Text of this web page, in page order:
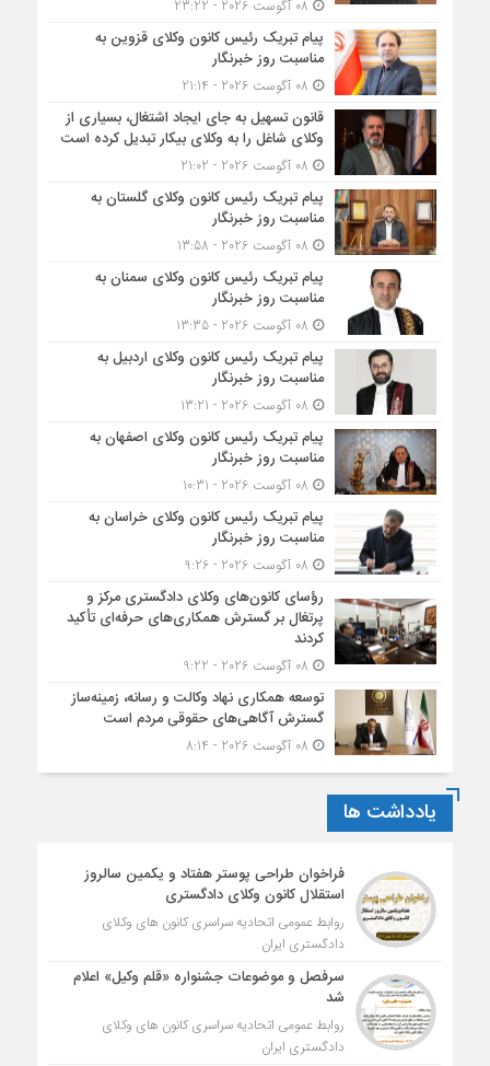
پیام تبریک رئیس کانون وکلای قزوین به
مناسبت روز خبرنگار
قانون تسهیل به جای ایجاد اشتغال، بسیاری از
وکلای شاغل را به وکلای بیکار تبدیل کرده است
پیام تبریک رئیس کانون وکلای گلستان به
مناسبت روز خبرنگار
پیام تبریک رئیس کانون وکلای سمنان به
مناسبت روز خبرنگار
پیام تبریک رئیس کانون وکلای اردبیل به
مناسبت روز خبرنگار
پیام تبریک رئیس کانون وکلای اصفهان به
مناسبت روز خبرنگار
پیام تبریک رئیس کانون وکلای خراسان به
مناسبت روز خبرنگار
رؤسای کانون‌های وکلای دادگستری مرکز و
پرتغال بر گسترش همکاری‌های حرفه‌ای تأکید
کردند
توسعه همکاری نهاد وکالت و رسانه، زمینه‌ساز
گسترش آگاهی‌های حقوقی مردم است
یادداشت ها
فراخوان طراحی پوستر هفتاد و یکمین سالروز
استقلال کانون وکلای دادگستری
روابط عمومی اتحادیه سراسری کانون های وکلای
دادگستری ایران
سرفصل و موضوعات جشنواره «قلم وکیل» اعلام
شد
روابط عمومی اتحادیه سراسری کانون های وکلای
دادگستری ایران